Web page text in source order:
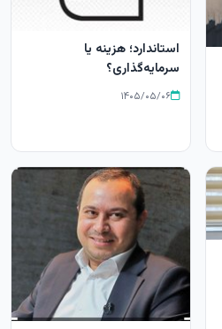
استاندارد؛ هزینه یا
سرمایه‌گذاری؟
۱۴۰۵/۰۵/۰۶